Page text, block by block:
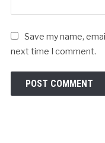
Save my name,
next time I comment.